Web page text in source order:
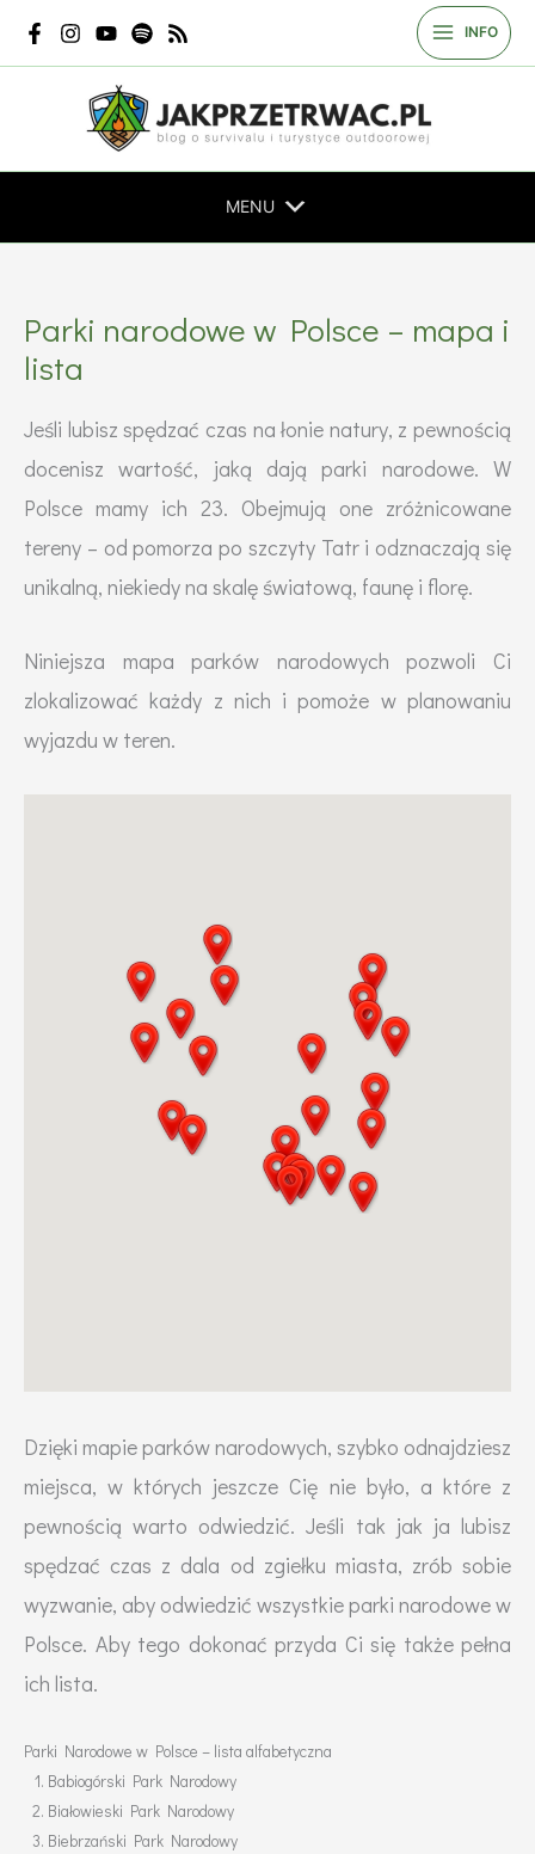
treści
INFO
MENU
Parki narodowe w Polsce – mapa i
lista
Jeśli lubisz spędzać czas na łonie natury, z pewnością
docenisz wartość, jaką dają parki narodowe. W
Polsce mamy ich 23. Obejmują one zróżnicowane
tereny – od pomorza po szczyty Tatr i odznaczają się
unikalną, niekiedy na skalę światową, faunę i florę.
Niniejsza mapa parków narodowych pozwoli Ci
zlokalizować każdy z nich i pomoże w planowaniu
wyjazdu w teren.
Dzięki mapie parków narodowych, szybko odnajdziesz
miejsca, w których jeszcze Cię nie było, a które z
pewnością warto odwiedzić. Jeśli tak jak ja lubisz
spędzać czas z dala od zgiełku miasta, zrób sobie
wyzwanie, aby odwiedzić wszystkie parki narodowe w
Polsce. Aby tego dokonać przyda Ci się także pełna
ich lista.
Parki Narodowe w Polsce – lista alfabetyczna
Babiogórski Park Narodowy
Białowieski Park Narodowy
Biebrzański Park Narodowy